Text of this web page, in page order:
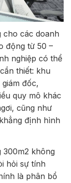
cho các doanh
động từ 50 –
nghiệp có thể
thiết: khu
đốc,
quy mô khác
cũng như
định hình
300m2 không
hỏi sự tính
là phân bổ